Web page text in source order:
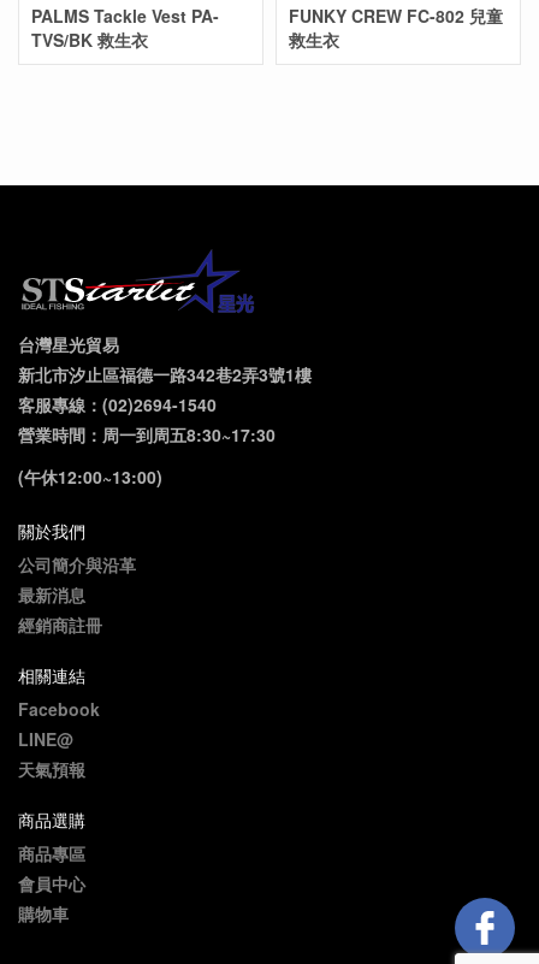
PALMS Tackle Vest PA-
TVS/BK 救生衣
FUNKY CREW FC-802 兒童
救生衣
台灣星光貿易
新北市汐止區福德一路342巷2弄3號1樓
客服專線：(02)2694-1540
營業時間：周一到周五8:30~17:30
(午休12:00~13:00)
關於我們
公司簡介與沿革
最新消息
經銷商註冊
相關連結
Facebook
LINE@
天氣預報
商品選購
商品專區
會員中心
購物車